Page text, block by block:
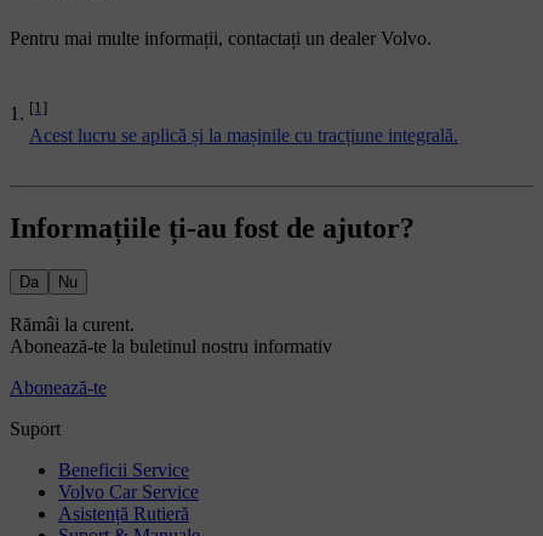
Pentru mai multe informații, contactați un dealer Volvo.
[1]
Acest lucru se aplică și la mașinile cu tracțiune integrală.
Informațiile ți-au fost de ajutor?
Da Nu